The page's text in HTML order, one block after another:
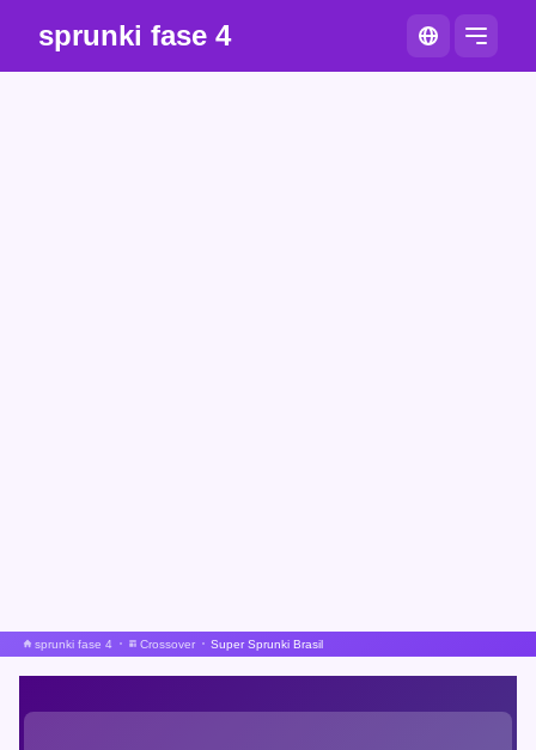
sprunki fase 4
sprunki fase 4 Crossover Super Sprunki Brasil